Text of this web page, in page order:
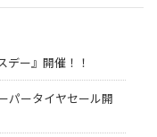
デー』開催！！
パータイヤセール開